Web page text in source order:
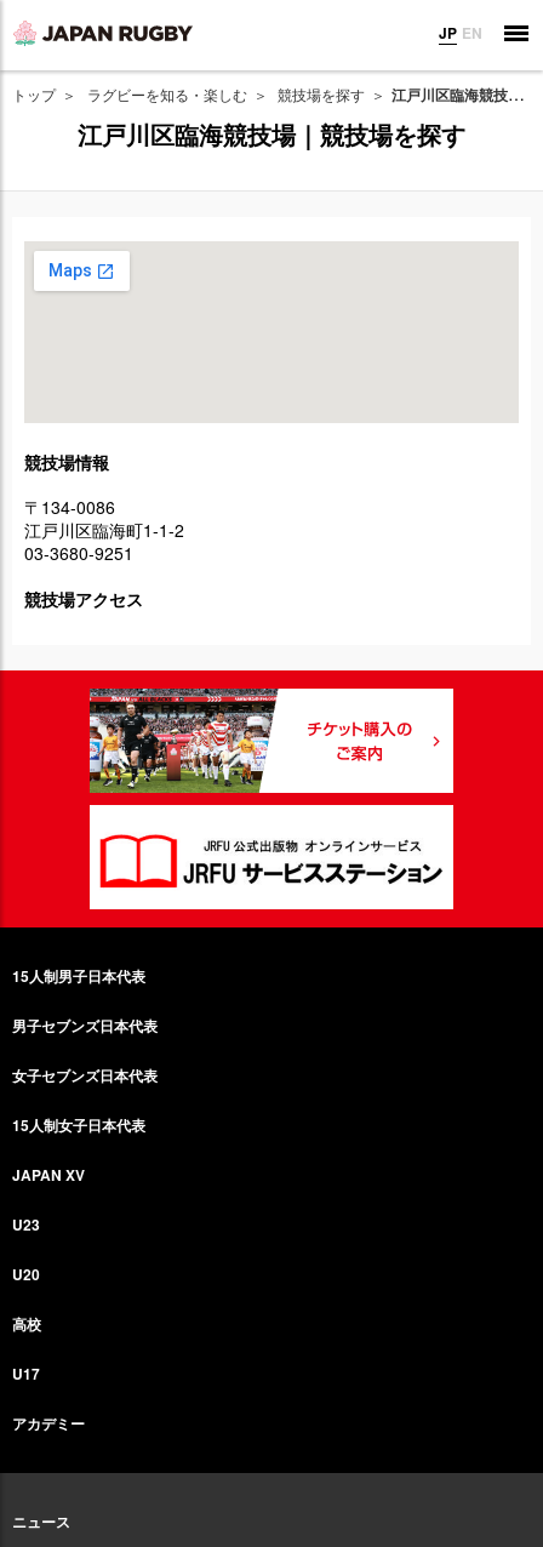
JP EN
トップ ラグビーを知る・楽しむ 競技場を探す 江戸川区臨海競技場｜競技場を探す
江戸川区臨海競技場｜競技場を探す
競技場情報
〒134-0086
江戸川区臨海町1-1-2
03-3680-9251
競技場アクセス
15人制男子日本代表
男子セブンズ日本代表
女子セブンズ日本代表
15人制女子日本代表
JAPAN XV
U23
U20
高校
U17
アカデミー
ニュース